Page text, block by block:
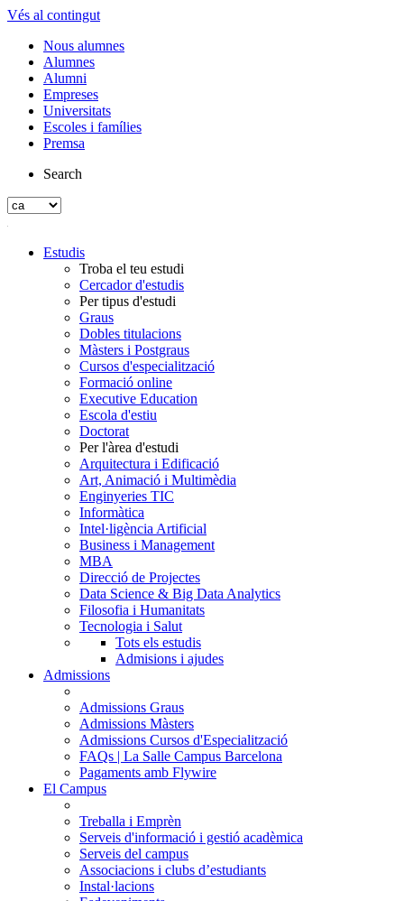
Vés al contingut
Nous alumnes
Alumnes
Alumni
Empreses
Universitats
Escoles i famílies
Premsa
Search
Estudis
Troba el teu estudi
Cercador d'estudis
Per tipus d'estudi
Graus
Dobles titulacions
Màsters i Postgraus
Cursos d'especialització
Formació online
Executive Education
Escola d'estiu
Doctorat
Per l'àrea d'estudi
Arquitectura i Edificació
Art, Animació i Multimèdia
Enginyeries TIC
Informàtica
Intel·ligència Artificial
Business i Management
MBA
Direcció de Projectes
Data Science & Big Data Analytics
Filosofia i Humanitats
Tecnologia i Salut
Tots els estudis
Admisions i ajudes
Admissions
Admissions Graus
Admissions Màsters
Admissions Cursos d'Especialització
FAQs | La Salle Campus Barcelona
Pagaments amb Flywire
El Campus
Treballa i Emprèn
Serveis d'informació i gestió acadèmica
Serveis del campus
Associacions i clubs d’estudiants
Instal·lacions